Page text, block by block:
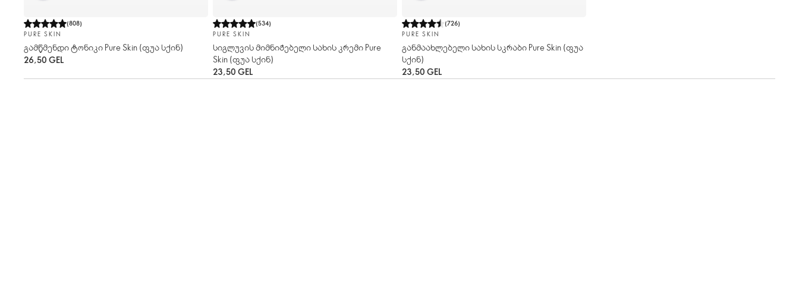
(808)
PURE SKIN
გამწმენდი ტონიკი Pure Skin (ფუა სქინ)
26,50 GEL
(534)
PURE SKIN
სიგლუვის მიმნიჭებელი სახის კრემი Pure
Skin (ფუა სქინ)
23,50 GEL
(726)
PURE SKIN
განმაახლებელი სახის სკრაბი Pure Skin (ფუა
სქინ)
23,50 GEL